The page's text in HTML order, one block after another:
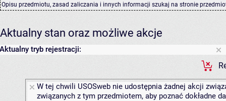
Opisu przedmiotu, zasad zaliczania i innych informacji szukaj na stronie
Aktualny stan oraz możliwe akcje
Aktualny tryb rejestracji:
W tej chwili USOSweb nie udostępnia żadnej akcji
związanych z tym przedmiotem, aby poznać dokładne